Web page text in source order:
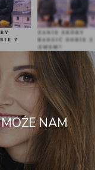
NAM